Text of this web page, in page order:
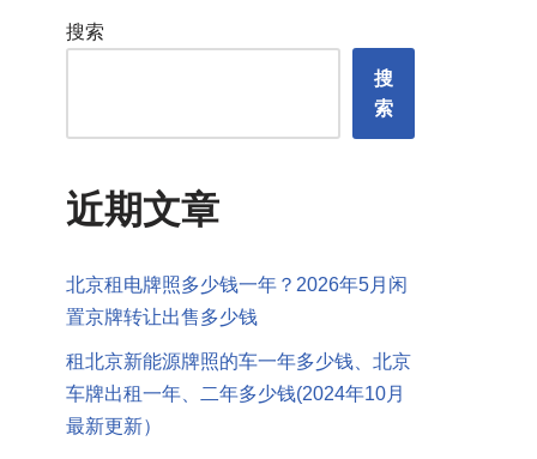
搜索
搜
索
近期文章
北京租电牌照多少钱一年？2026年5月闲
置京牌转让出售多少钱
租北京新能源牌照的车一年多少钱、北京
车牌出租一年、二年多少钱(2024年10月
最新更新）